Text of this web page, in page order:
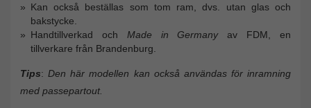
Kan också beställas som tom ram, dvs. utan glas och
bakstycke.
Handtillverkad och Made in Germanyav FDM, en
tillverkare från Brandenburg.
Tips: Den här modellen kan också användas för inramning
med passepartout.